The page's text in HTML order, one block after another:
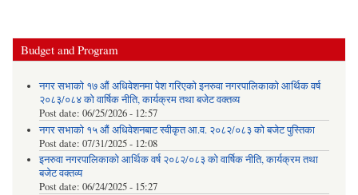
Budget and Program
नगर सभाको १७ औं अधिवेशनमा पेश गरिएको इनरुवा नगरपालिकाको आर्थिक वर्ष
२०८३/०८४ को वार्षिक नीति, कार्यक्रम तथा बजेट वक्तव्य
Post date: 06/25/2026 - 12:57
नगर सभाको १५ औं अधिवेशनबाट स्वीकृत आ.व. २०८२/०८३ को बजेट पुस्तिका
Post date: 07/31/2025 - 12:08
इनरुवा नगरपालिकाको आर्थिक वर्ष २०८२/०८३ को वार्षिक नीति, कार्यक्रम तथा
बजेट वक्तव्य
Post date: 06/24/2025 - 15:27